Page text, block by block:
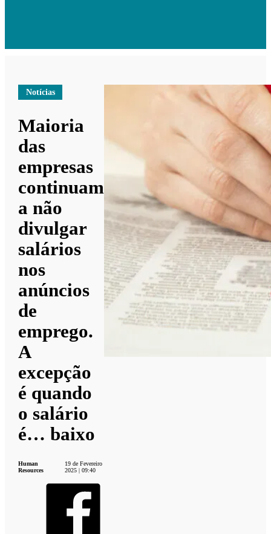
Notícias
Maioria
das
empresas
continuam
a não
divulgar
salários
nos
anúncios
de
emprego.
A
excepção
é quando
o salário
é… baixo
Human
Resources
19 de Fevereiro
2025 | 09:40